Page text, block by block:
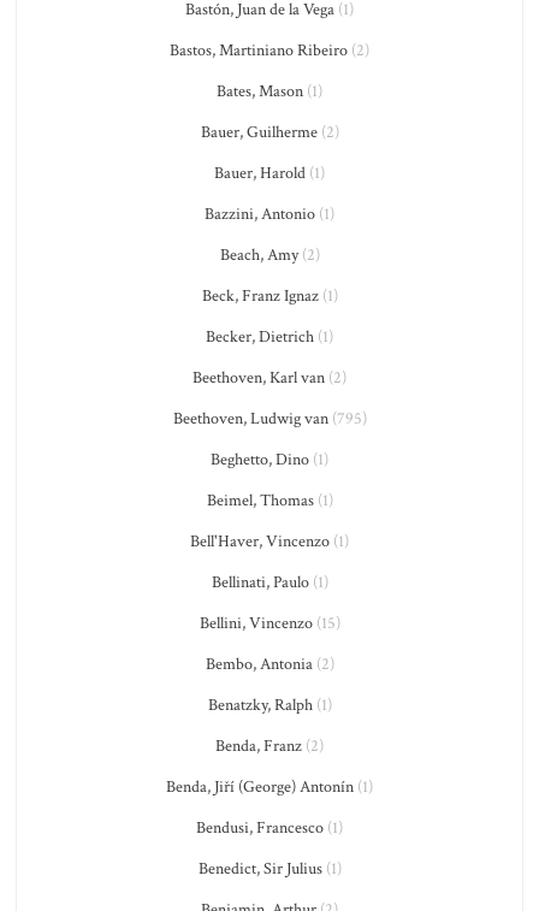
Bastón, Juan de la Vega (1)
Bastos, Martiniano Ribeiro (2)
Bates, Mason (1)
Bauer, Guilherme(2)
Bauer, Harold (1)
Bazzini, Antonio (1)
Beach, Amy(2)
Beck, Franz Ignaz(1)
Becker, Dietrich (1)
Beethoven, Karl van (2)
Beethoven, Ludwig van(795)
Beghetto, Dino (1)
Beimel, Thomas(1)
Bell'Haver, Vincenzo (1)
Bellinati, Paulo(1)
Bellini, Vincenzo(15)
Bembo, Antonia(2)
Benatzky, Ralph(1)
Benda, Franz (2)
Benda, Jiří (George) Antonín (1)
Bendusi, Francesco (1)
Benedict, Sir Julius(1)